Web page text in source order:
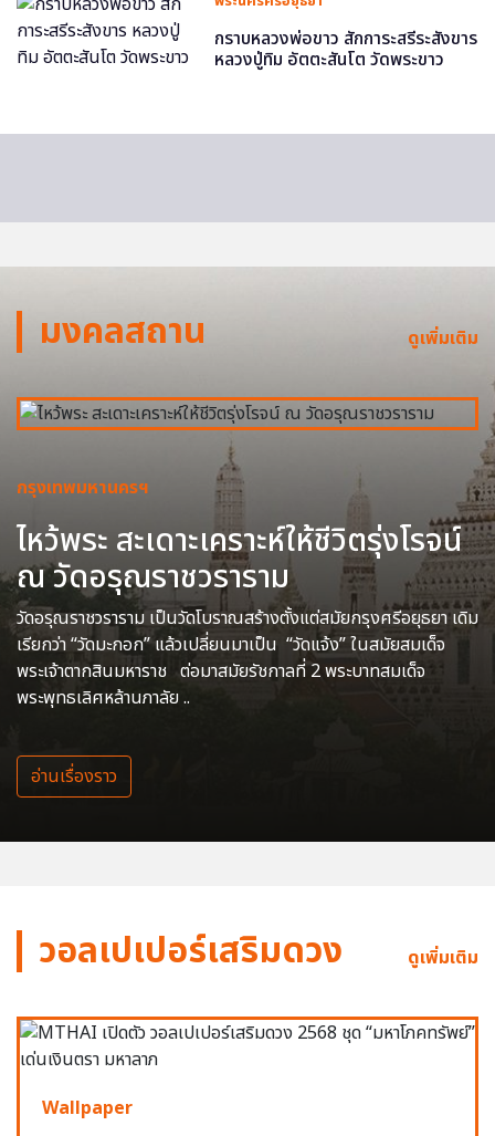
กราบหลวงพ่อขาว สักการะสรีระสังขาร
หลวงปู่ทิม อัตตะสันโต วัดพระขาว
มงคลสถาน ดูเพิ่มเติม
กรุงเทพมหานครฯ
ไหว้พระ สะเดาะเคราะห์ให้ชีวิตรุ่งโรจน์
ณ วัดอรุณราชวราราม
วัดอรุณราชวราราม เป็นวัดโบราณสร้างตั้งแต่สมัยกรุงศรีอยุธยา เดิม
เรียกว่า “วัดมะกอก” แล้วเปลี่ยนมาเป็น “วัดแจ้ง” ในสมัยสมเด็จ
พระเจ้าตากสินมหาราช ต่อมาสมัยรัชกาลที่ 2 พระบาทสมเด็จ
พระพุทธเลิศหล้านภาลัย ..
อ่านเรื่องราว
วอลเปเปอร์เสริมดวง ดูเพิ่มเติม
Wallpaper